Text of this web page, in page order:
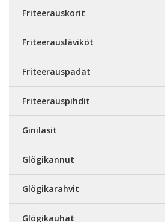
Friteerauskorit
Friteerausläviköt
Friteerauspadat
Friteerauspihdit
Ginilasit
Glögikannut
Glögikarahvit
Glögikauhat